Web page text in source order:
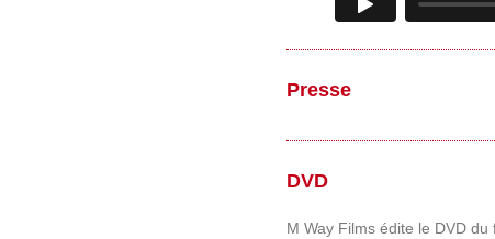
Presse
DVD
M Way Films édite le DVD du